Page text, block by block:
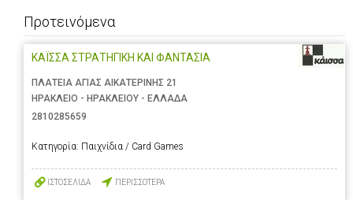
Προτεινόμενα
ΚΑΪΣΣΑ ΣΤΡΑΤΗΓΙΚΗ ΚΑΙ ΦΑΝΤΑΣΙΑ
ΠΛΑΤΕΙΑ ΑΓΙΑΣ ΑΙΚΑΤΕΡΙΝΗΣ 21
ΗΡΑΚΛΕΙΟ - ΗΡΑΚΛΕΙΟΥ - ΕΛΛΑΔΑ
2810285659
Κατηγορία: Παιχνίδια / Card Games
ΙΣΤΟΣΕΛΙΔΑ ΠΕΡΙΣΣΟΤΕΡΑ